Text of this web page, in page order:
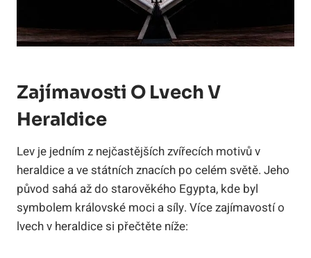
Zajímavosti O Lvech V
Heraldice
Lev je jedním z nejčastějších zvířecích motivů v
heraldice a ve státních znacích po celém světě. Jeho
původ sahá až do starověkého Egypta, kde byl
symbolem královské moci a síly. Více zajímavostí o
lvech v heraldice si přečtěte níže: